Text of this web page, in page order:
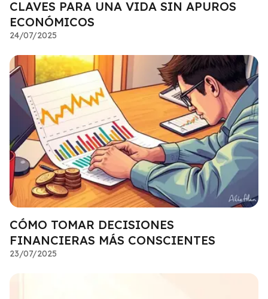
CLAVES PARA UNA VIDA SIN APUROS
ECONÓMICOS
24/07/2025
CÓMO TOMAR DECISIONES
FINANCIERAS MÁS CONSCIENTES
23/07/2025